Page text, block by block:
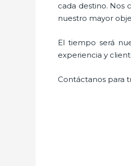
cada destino. Nos
nuestro mayor
El tiempo será
experiencia y
Contáctanos para